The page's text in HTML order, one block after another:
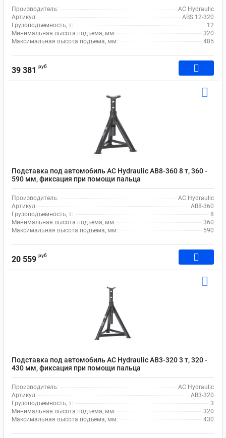
Производитель:
AC Hydraulic
Артикул:
ABS 12-320
Грузоподъемность, т:
12
Минимальная высота подъема, мм:
320
Максимальная высота подъема, мм:
485
39 381 руб
Подставка под автомобиль AC Hydraulic AB8-360 8 т, 360 -
590 мм, фиксация при помощи пальца
Производитель:
AC Hydraulic
Артикул:
AB8-360
Грузоподъемность, т:
8
Минимальная высота подъема, мм:
360
Максимальная высота подъема, мм:
590
20 559 руб
Подставка под автомобиль AC Hydraulic AB3-320 3 т, 320 -
430 мм, фиксация при помощи пальца
Производитель:
AC Hydraulic
Артикул:
AB3-320
Грузоподъемность, т:
3
Минимальная высота подъема, мм:
320
Максимальная высота подъема, мм:
430